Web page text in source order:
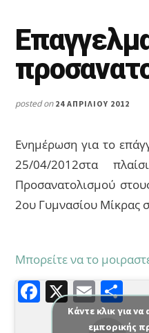
posted on 24 ΑΠΡΙΛΊΟΥ 2012
Ενημέρωση για το
25/04/2012στα
Προσανατολισμού
2ου Γυμνασίου Μίκρας
Μπορείτε να το
F
a
X E
m
Μ
οι
Κάντε κλικ για
εμπορικής